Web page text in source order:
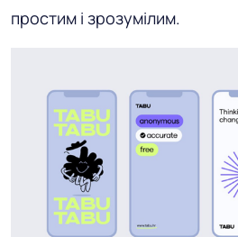
простим і зрозумілим.